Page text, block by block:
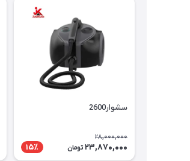
سشوار2600
28,000,000
23,870,000 تومان 15٪